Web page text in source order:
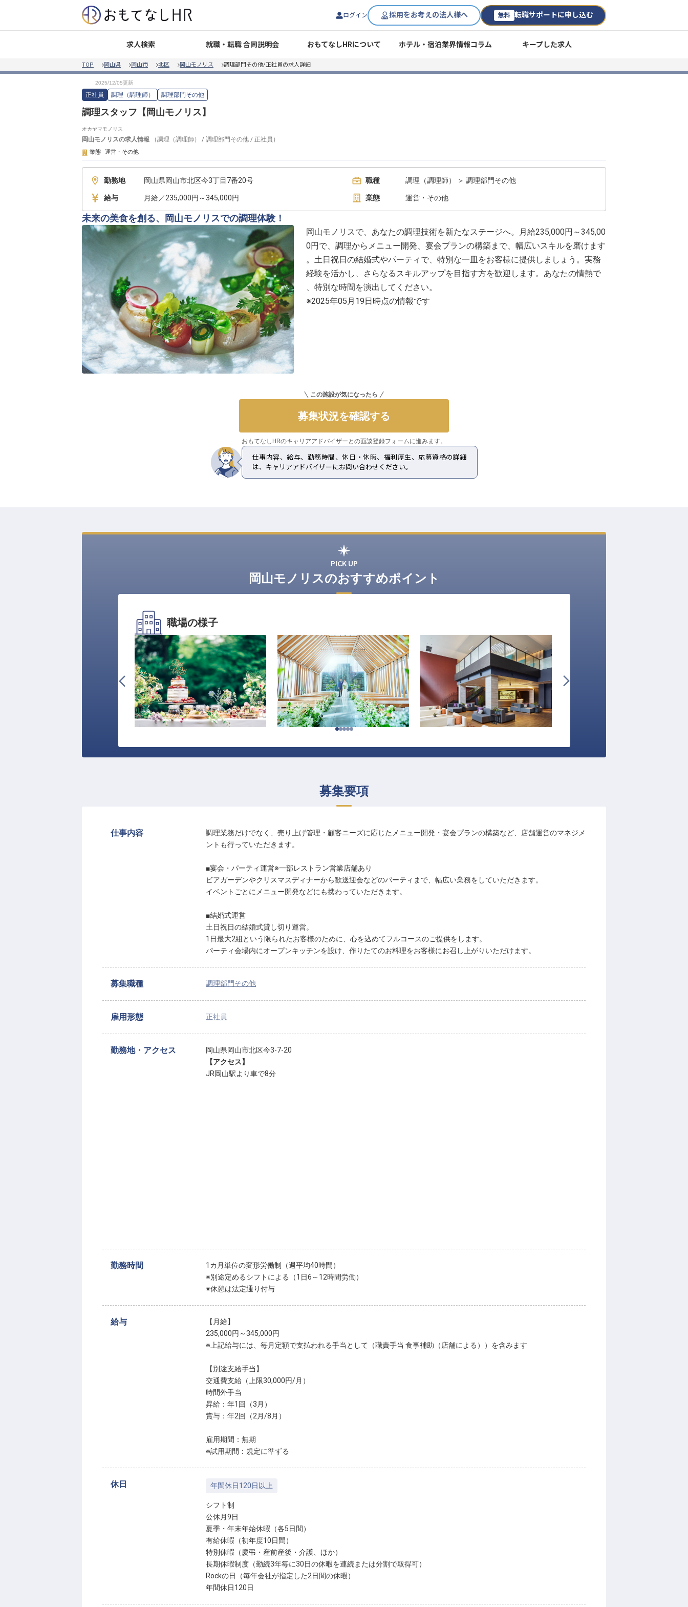
ログイン 採用をお考えの法人様へ 無料 転職サポートに申し込む
求人検索 就職・転職 合同説明会 おもてなしHRについて ホテル・宿泊業界情報コラム キープした求人
TOP 岡山県 岡山市 北区 岡山モノリス 調理部門その他/正社員の求人詳細
正社員 調理（調理師） 調理部門その他
調理スタッフ【岡山モノリス】
オカヤマモノリス
岡山モノリスの求人情報 （調理（調理師） / 調理部門その他 / 正社員 ）
業態 運営・その他
勤務地 岡山県岡山市北区今3丁目7番20号 職種 調理（調理師） ＞ 調理部門その他
給与 月給／235,000円～345,000円 業態 運営・その他
未来の美食を創る、岡山モノリスでの調理体験！
岡山モノリスで、あなたの調理技術を新たなステージへ。月給235,000円～345,00
0円で、調理からメニュー開発、宴会プランの構築まで、幅広いスキルを磨けます
。土日祝日の結婚式やパーティで、特別な一皿をお客様に提供しましょう。実務
経験を活かし、さらなるスキルアップを目指す方を歓迎します。あなたの情熱で
、特別な時間を演出してください。
※2025年05月19日時点の情報です
この施設が気になったら
募集状況を確認する
おもてなしHRのキャリアアドバイザーとの面談登録フォームに進みます。
仕事内容、給与、勤務時間、休日・休暇、福利厚生、応募資格の詳細
は、キャリアアドバイザーにお問い合わせください。
PICK UP
岡山モノリスのおすすめポイント
職場の様子
募集要項
仕事内容
調理業務だけでなく、売り上げ管理・顧客ニーズに応じたメニュー開発・宴会プランの構築など、店舗運営のマネジメ
ントも行っていただきます。
■宴会・パーティ運営※一部レストラン営業店舗あり
ビアガーデンやクリスマスディナーから歓送迎会などのパーティまで、幅広い業務をしていただきます。
イベントごとにメニュー開発などにも携わっていただきます。
■結婚式運営
土日祝日の結婚式貸し切り運営。
1日最大2組という限られたお客様のために、心を込めてフルコースのご提供をします。
パーティ会場内にオープンキッチンを設け、作りたてのお料理をお客様にお召し上がりいただけます。
募集職種 調理部門その他
雇用形態 正社員
勤務地・アクセス
岡山県岡山市北区今3-7-20
【アクセス】
JR岡山駅より車で8分
勤務時間
1カ月単位の変形労働制（週平均40時間）
※別途定めるシフトによる（1日6～12時間労働）
※休憩は法定通り付与
給与
【月給】
235,000円～345,000円
※上記給与には、毎月定額で支払われる手当として（職責手当 食事補助（店舗による））を含みます
【別途支給手当】
交通費支給（上限30,000円/月）
時間外手当
昇給：年1回（3月）
賞与：年2回（2月/8月）
雇用期間：無期
※試用期間：規定に準ずる
休日 年間休日120日以上
シフト制
公休月9日
夏季・年末年始休暇（各5日間）
有給休暇（初年度10日間）
特別休暇（慶弔・産前産後・介護、ほか）
長期休暇制度（勤続3年毎に30日の休暇を連続または分割で取得可）
Rockの日（毎年会社が指定した2日間の休暇）
年間休日120日